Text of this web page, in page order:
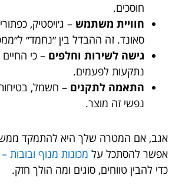
חוסכים.
חוויית משתמש – ג׳ויסטיק,
סאונד. זה ההבדל בין ״נחמד״
גישה לשירות וחלפים – כי
נתקעות לפעמים.
התאמה לתקנים – חשמל,
נפשי זה מוצר.
אגב, אם המטרה שלך היא להתמקד ממש
אפשר להסתכל על מכונות מנוף ובובות
כדי להבין טווחים, סוגים ומה הולך חזק.